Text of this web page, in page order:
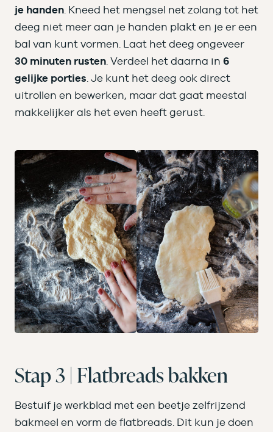
je handen. Kneed het mengsel net zolang tot het
deeg niet meer aan je handen plakt en je er een
bal van kunt vormen. Laat het deeg ongeveer
30 minuten rusten. Verdeel het daarna in 6
gelijke porties. Je kunt het deeg ook direct
uitrollen en bewerken, maar dat gaat meestal
makkelijker als het even heeft gerust.
Stap 3 | Flatbreads bakken
Bestuif je werkblad met een beetje zelfrijzend
bakmeel en vorm de flatbreads. Dit kun je doen